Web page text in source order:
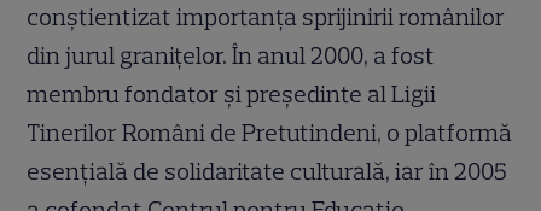
conștientizat importanța sprijinirii românilor
din jurul granițelor. În anul 2000, a fost
membru fondator și președinte al Ligii
Tinerilor Români de Pretutindeni, o platformă
esențială de solidaritate culturală, iar în 2005